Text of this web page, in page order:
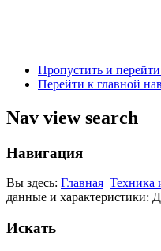
Пропустить и
Перейти к главной
Nav view search
Навигация
Вы здесь: Главная Техника
данные и характеристики:
Искать